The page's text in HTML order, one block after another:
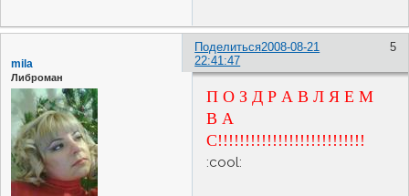
Поделиться 5
2008-08-21
22:41:47
mila
Либроман
П О З Д Р А В Л Я Е М
В А
С!!!!!!!!!!!!!!!!!!!!!!!!!!!
:cool: